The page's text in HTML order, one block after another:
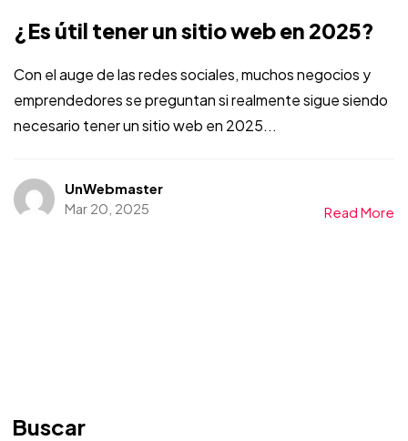
¿Es útil tener un sitio web en 2025?
Con el auge de las redes sociales, muchos negocios y
emprendedores se preguntan si realmente sigue siendo
necesario tener un sitio web en 2025...
UnWebmaster
Mar 20, 2025
Read More
Buscar